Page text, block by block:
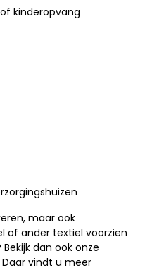
kinderopvang
maar ook
of ander textiel voorzien
dan ook onze
Daar vindt u meer